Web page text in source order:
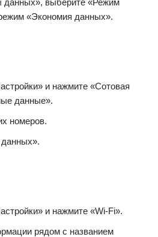
выберите «Режим
«Экономия данных».
и нажмите «Сотовая
данные».
номеров.
и нажмите «Wi-Fi».
рядом с названием